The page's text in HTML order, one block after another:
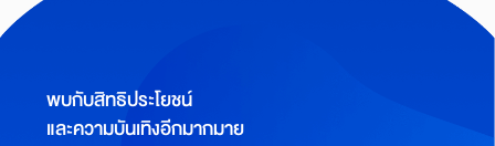
พบกับสิทธิประโยชน์
และความบันเทิงอีกมากมาย